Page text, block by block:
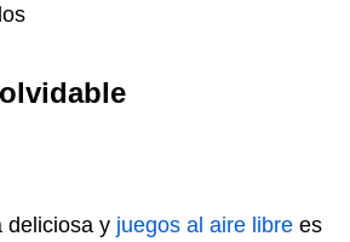
deliciosa y juegos al aire libre es